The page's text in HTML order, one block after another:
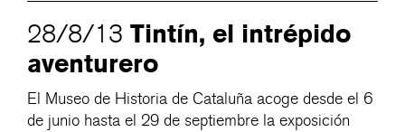
28/8/13 Tintín, el intrépido
aventurero
El Museo de Historia de Cataluña acoge desde el 6
de junio hasta el 29 de septiembre la exposición